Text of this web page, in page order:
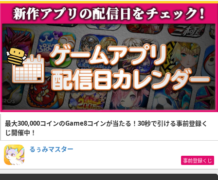
最大300,000コインのGame8コインが当たる！30秒で引ける事前登録く
じ開催中！
るぅみマスター
事前登録くじ